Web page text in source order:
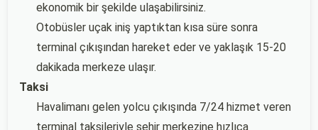
ekonomik bir şekilde ulaşabilirsiniz.
Otobüsler uçak iniş yaptıktan kısa süre sonra
terminal çıkışından hareket eder ve yaklaşık 15-20
dakikada merkeze ulaşır.
Taksi
Havalimanı gelen yolcu çıkışında 7/24 hizmet veren
terminal taksileriyle şehir merkezine hızlıca